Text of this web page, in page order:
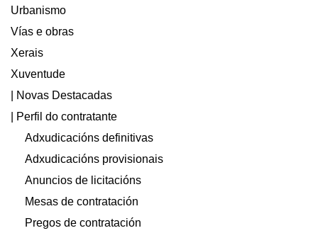
Urbanismo
Vías e obras
Xerais
Xuventude
| Novas Destacadas
| Perfil do contratante
Adxudicacións definitivas
Adxudicacións provisionais
Anuncios de licitacións
Mesas de contratación
Pregos de contratación